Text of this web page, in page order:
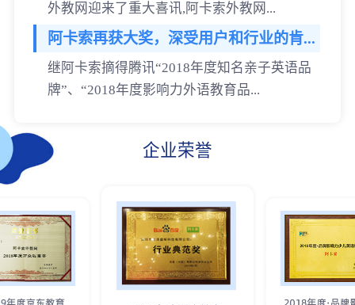
外教网迎来了重大喜讯,阿卡索外教网...
阿卡索再获大奖，深受用户和行业的肯...
继阿卡索摘得腾讯“2018年度知名亲子英语品
牌”、“2018年度影响力外语教育品...
企业荣誉